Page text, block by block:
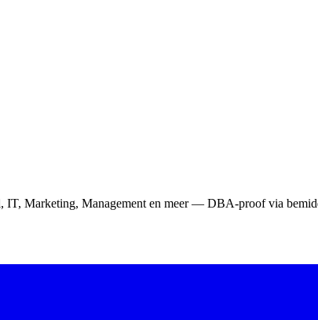
IT, Marketing, Management en meer — DBA-proof via